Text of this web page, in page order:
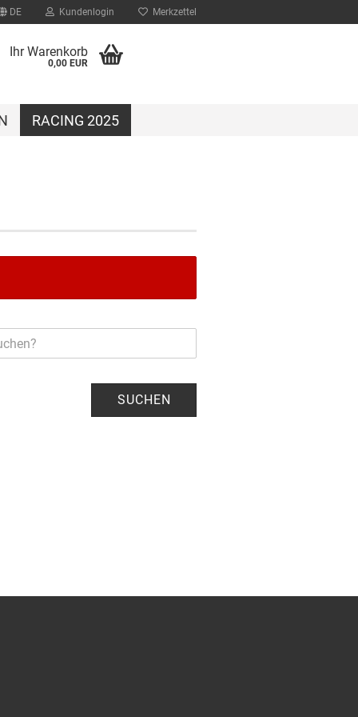
DE Kundenlogin Merkzettel
Ihr Warenkorb
0,00 EUR
RACING 2025
SUCHEN